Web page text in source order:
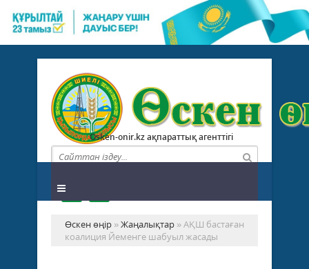
Osken-onir.kz ақпараттық агенттігі
Өскен өңір »Жаңалықтар » АҚШ бастаған
коалиция Йеменге шабуыл жасады